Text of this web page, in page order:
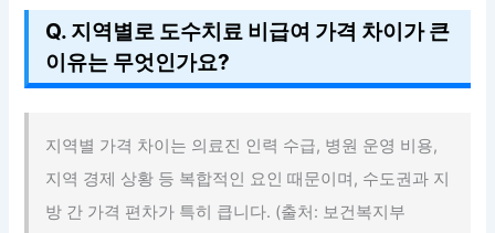
Q. 지역별로 도수치료 비급여 가격 차이가 큰
이유는 무엇인가요?
지역별 가격 차이는 의료진 인력 수급, 병원 운영 비용,
지역 경제 상황 등 복합적인 요인 때문이며, 수도권과 지
방 간 가격 편차가 특히 큽니다. (출처: 보건복지부